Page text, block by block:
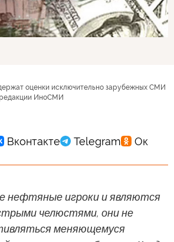
оценки исключительно зарубежных СМИ
ИноСМИ
нефтяные игроки и являются
челюстями, они не
меняющемуся